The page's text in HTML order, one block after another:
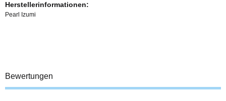
Herstellerinformationen:
Pearl Izumi
Bewertungen